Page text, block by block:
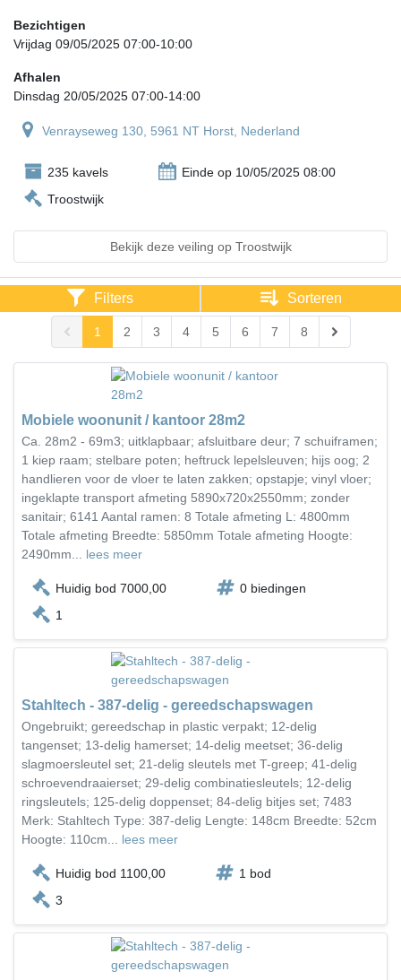
Bezichtigen
Vrijdag 09/05/2025 07:00-10:00
Afhalen
Dinsdag 20/05/2025 07:00-14:00
Venrayseweg 130, 5961 NT Horst, Nederland
235 kavels
Einde op 10/05/2025 08:00
Troostwijk
Bekijk deze veiling op Troostwijk
Filters Sorteren
1 2 3 4 5 6 7 8
Mobiele woonunit / kantoor 28m2
Ca. 28m2 - 69m3; uitklapbaar; afsluitbare deur; 7 schuiframen;
1 kiep raam; stelbare poten; heftruck lepelsleuven; hijs oog; 2
handlieren voor de vloer te laten zakken; opstapje; vinyl vloer;
ingeklapte transport afmeting 5890x720x2550mm; zonder
sanitair; 6141 Aantal ramen: 8 Totale afmeting L: 4800mm
Totale afmeting Breedte: 5850mm Totale afmeting Hoogte:
2490mm... lees meer
Huidig bod 7000,00
0 biedingen
1
Stahltech - 387-delig - gereedschapswagen
Ongebruikt; gereedschap in plastic verpakt; 12-delig
tangenset; 13-delig hamerset; 14-delig meetset; 36-delig
slagmoersleutel set; 21-delig sleutels met T-greep; 41-delig
schroevendraaierset; 29-delig combinatiesleutels; 12-delig
ringsleutels; 125-delig doppenset; 84-delig bitjes set; 7483
Merk: Stahltech Type: 387-delig Lengte: 148cm Breedte: 52cm
Hoogte: 110cm... lees meer
Huidig bod 1100,00
1 bod
3